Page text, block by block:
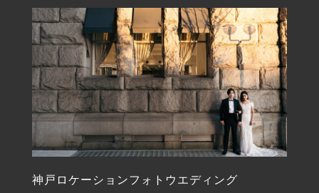
神戸ロケーションフォトウエディング